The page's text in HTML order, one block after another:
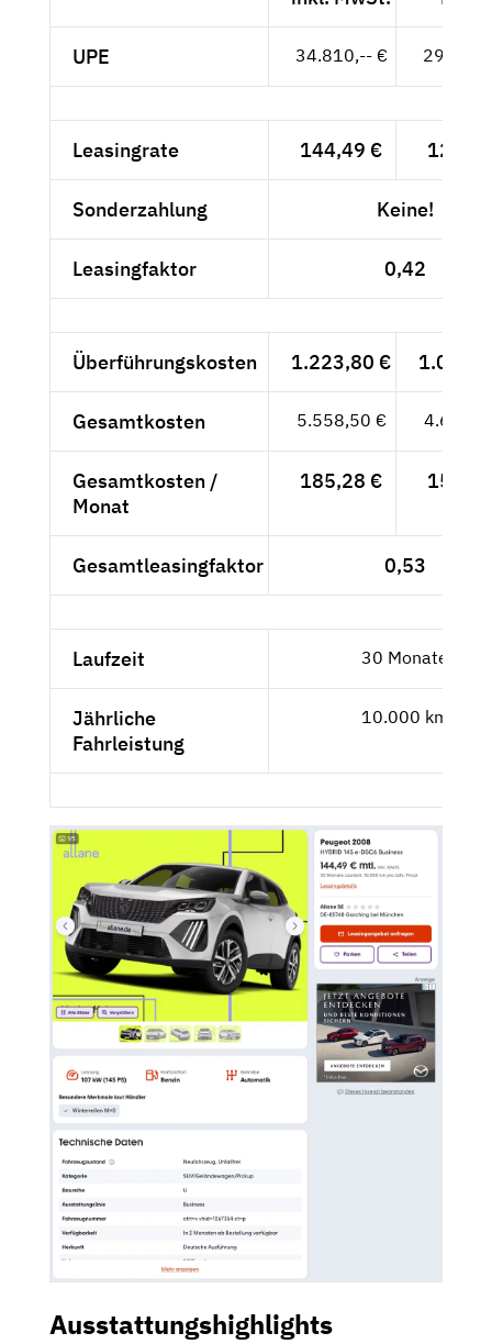
UPE 34.810,-- €
Leasingrate 144,49 €
Sonderzahlung Keine!
Leasingfaktor 0,42
Überführungskosten 1.223,80 €
Gesamtkosten 5.558,50 €
Gesamtkosten /
Monat
185,28 €
Gesamtleasingfaktor 0,53
Laufzeit 30 Monate
Jährliche
Fahrleistung
10.000 km
Ausstattungshighlights